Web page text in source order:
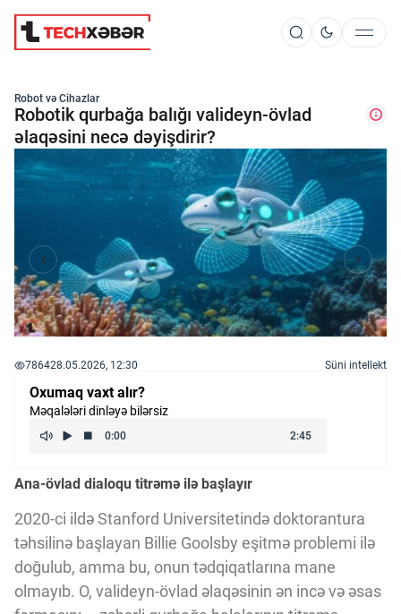
Süni İntellekt
Elm və Kosmos
İnnovasiya və Startaplar
Robot və Cihazlar
Kriptovalyuta
ÇƏRƏZLƏR SİYASƏTİ
İSTIFADƏ ŞƏRTLƏRİ
Robot və Cihazlar
Robotik qurbağa balığı valideyn-övlad
əlaqəsini necə dəyişdirir?
786428.05.2026, 12:30 Süni intellekt
Oxumaq vaxt alır?
Məqalələri dinləyə bilərsiz
Ana-övlad dialoqu titrəmə ilə başlayır
2020-ci ildə Stanford Universitetində doktorantura
təhsilinə başlayan Billie Goolsby eşitmə problemi ilə
doğulub, amma bu, onun tədqiqatlarına mane
olmayıb. O, valideyn-övlad əlaqəsinin ən incə və əsas